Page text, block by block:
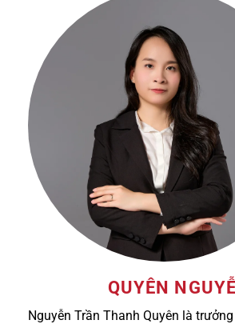
QUYÊN
Nguyễn Trần Thanh Quyên là